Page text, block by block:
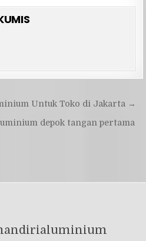
Untuk Toko di Jakarta →
depok tangan pertama